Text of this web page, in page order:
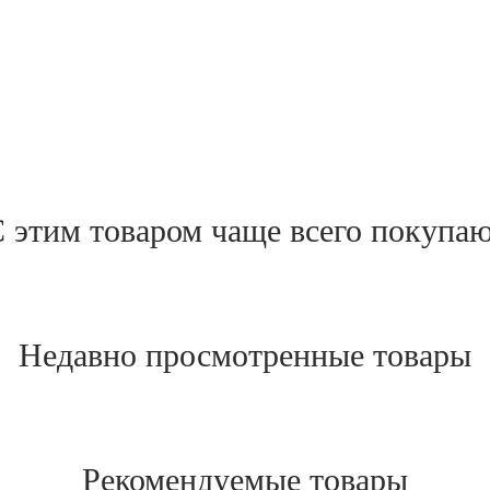
этим товаром чаще всего
Недавно просмотренные товары
Рекомендуемые товары